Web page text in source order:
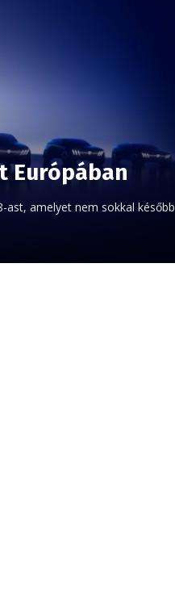
Európában
ast, amelyet nem sokkal később